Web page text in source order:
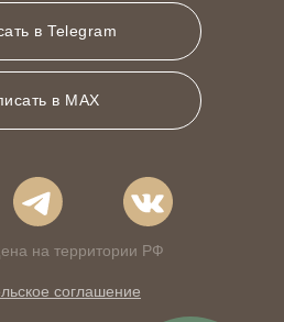
соглашение
в Telegram
в MAX
на территории РФ